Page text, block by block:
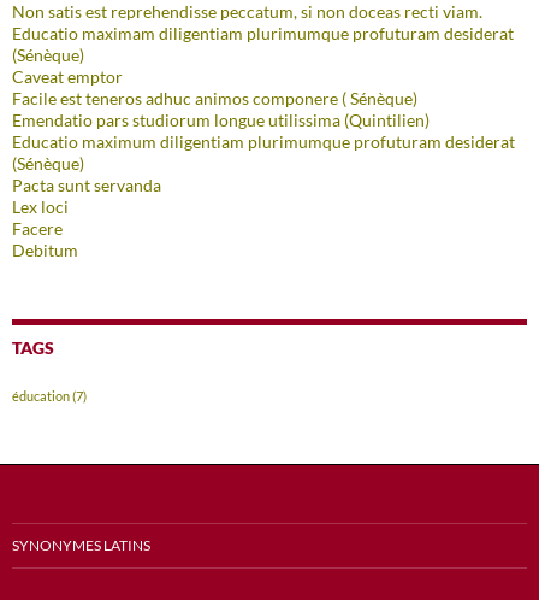
Non satis est reprehendisse peccatum, si non doceas recti viam.
Educatio maximam diligentiam plurimumque profuturam desiderat
(Sénèque)
Caveat emptor
Facile est teneros adhuc animos componere ( Sénèque)
Emendatio pars studiorum longue utilissima (Quintilien)
Educatio maximum diligentiam plurimumque profuturam desiderat
(Sénèque)
Pacta sunt servanda
Lex loci
Facere
Debitum
TAGS
éducation(7)
SYNONYMES LATINS